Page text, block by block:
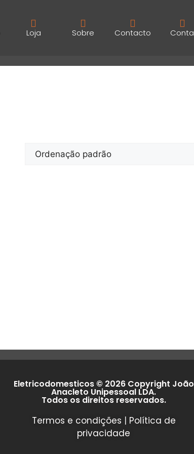
Loja Sobre Contacto Conta
Eletricodomesticos © 2026 Copyright João
Anacleto Unipessoal LDA.
Todos os direitos reservados.
Termos e condições | Política de
privacidade